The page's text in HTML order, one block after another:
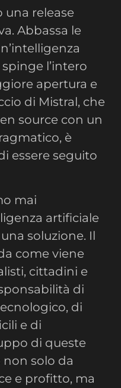
una release
Abbassa le
l’intero
apertura e
di Mistral, che
source con un
è
essere seguito
mai
artificiale
soluzione. Il
come viene
cittadini e
di
di
e di
di queste
solo da
e profitto, ma